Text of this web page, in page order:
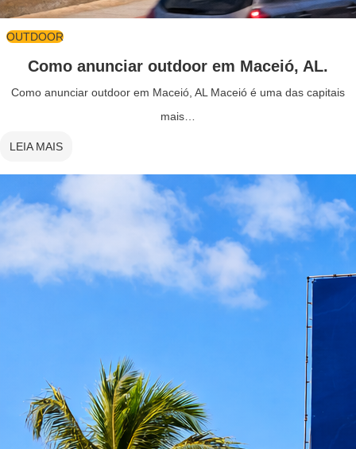
OUTDOOR
Como anunciar outdoor em Maceió, AL.
Como anunciar outdoor em Maceió, AL Maceió é uma das capitais
mais…
LEIA MAIS